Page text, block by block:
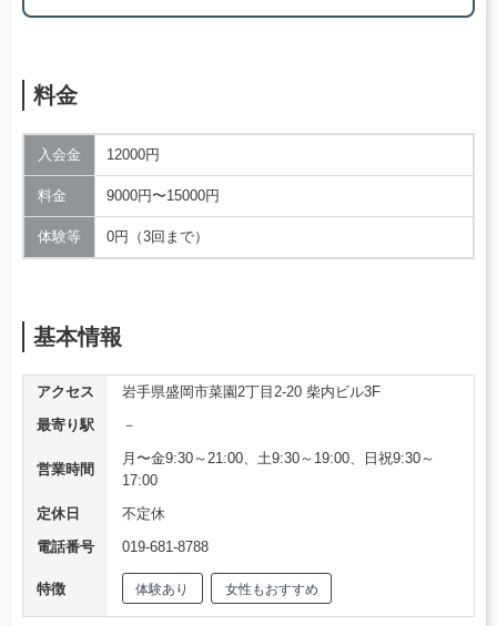
料金
入会金 12000円
料金 9000円〜15000円
体験等 0円（3回まで）
基本情報
アクセス
岩手県盛岡市菜園2丁目2-20 柴内ビル3F
最寄り駅
－
営業時間
月〜金9:30～21:00、土9:30～19:00、日祝9:30～
17:00
定休日
不定休
電話番号
019-681-8788
特徴 体験あり 女性もおすすめ